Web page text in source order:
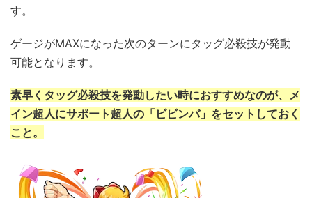
す。
ゲージがMAXになった次のターンにタッグ必殺技が発動
可能となります。
素早くタッグ必殺技を発動したい時におすすめなのが、メ
イン超人にサポート超人の「ビビンバ」をセットしておく
こと。